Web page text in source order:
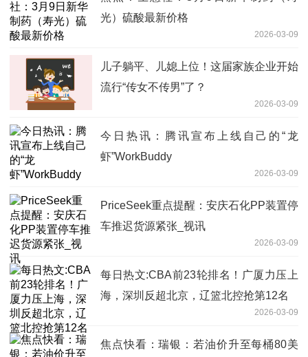
光）硫酸最新价格
2026-03-09
儿子躺平、儿媳上位！这届家族企业开始
流行“传女不传男”了？
2026-03-09
今日热讯：腾讯宣布上线自己的“龙
虾”WorkBuddy
2026-03-09
PriceSeek重点提醒：安庆石化PP装置停
车推迟货源紧张_视讯
2026-03-09
每日热文:CBA前23轮排名！广厦力压上
海，深圳反超北京，辽篮北控抢第12名
2026-03-09
焦点快看：瑞银：若油价升至每桶80美